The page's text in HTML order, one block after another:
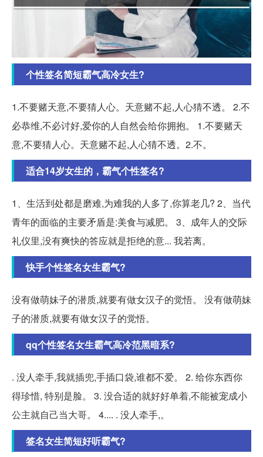
个性签名简短霸气高冷女生?
1.不要赌天意,不要猜人心。天意赌不起,人心猜不透。 2.不
必恭维,不必讨好,爱你的人自然会给你拥抱。 1.不要赌天
意,不要猜人心。天意赌不起,人心猜不透。2.不。
适合14岁女生的，霸气个性签名?
1、生活到处都是磨难,为难我的人多了,你算老几? 2、当代
青年的面临的主要矛盾是:美食与减肥。 3、成年人的交际
礼仪里,没有爽快的答应就是拒绝的意... 我若离。
快手个性签名女生霸气?
没有做萌妹子的潜质,就要有做女汉子的觉悟。 没有做萌妹
子的潜质,就要有做女汉子的觉悟。
qq个性签名女生霸气高冷范黑暗系?
. 没人牵手,我就插兜,手插口袋,谁都不爱。 2. 给你东西你
得珍惜, 特别是脸。 3. 没合适的就好好单着,不能被宠成小
公主就自己当大哥。 4.... . 没人牵手,。
签名女生简短好听霸气?